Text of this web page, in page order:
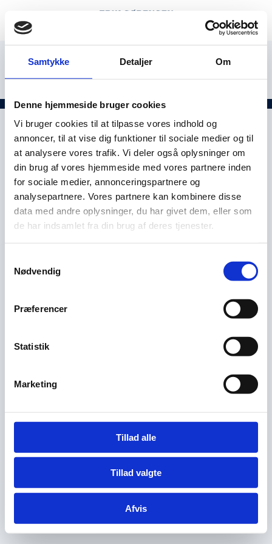
Samtykke Detaljer Om
Denne hjemmeside bruger cookies
Vi bruger cookies til at tilpasse vores indhold og
annoncer, til at vise dig funktioner til sociale medier og til
at analysere vores trafik. Vi deler også oplysninger om
din brug af vores hjemmeside med vores partnere inden
for sociale medier, annonceringspartnere og
analysepartnere. Vores partnere kan kombinere disse
data med andre oplysninger, du har givet dem, eller som
de har indsamlet fra din brug af deres tjenester.
Nødvendig
Præferencer
Statistik
Marketing
Tillad alle
Tillad valgte
Afvis